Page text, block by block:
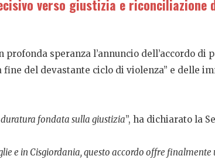
verso giustizia e riconciliazione
speranza l’annuncio dell’accordo di
fine del devastante ciclo di violenza” e delle
fondata sulla giustizia”, ha dichiarato la
e in Cisgiordania, questo accordo offre finalmente